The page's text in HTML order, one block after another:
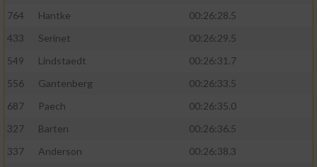
764
Hantke
00:26:28.5
433
Serinet
00:26:29.5
549
Lindstaedt
00:26:31.7
556
Gantenberg
00:26:33.5
687
Paech
00:26:35.0
327
Barten
00:26:36.5
337
Anderson
00:26:38.3